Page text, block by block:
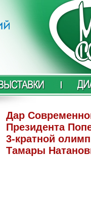
Дар
Президента
3-кратной
Тамары